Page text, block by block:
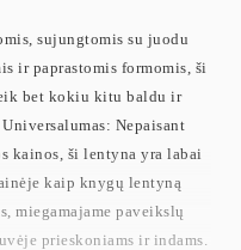
sujungtomis su juodu
ir paprastomis formomis, ši
bet kokiu kitu baldu ir
Nepaisant
kainos, ši lentyna yra labai
kaip knygų lentyną
miegamajame paveikslų
prieskoniams ir indams.